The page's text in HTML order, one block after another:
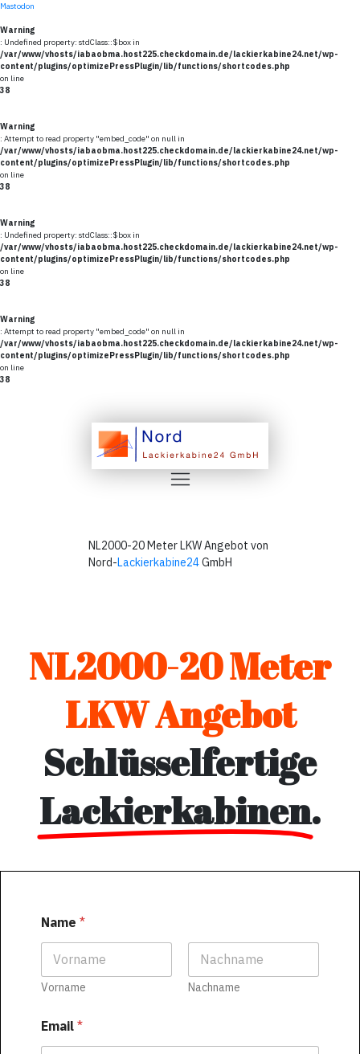
Mastodon
Warning
: Undefined property: stdClass::$box in
/var/www/vhosts/iabaobma.host225.checkdomain.de/lackierkabine24.net/wp-
content/plugins/optimizePressPlugin/lib/functions/shortcodes.php
on line
38
Warning
: Attempt to read property "embed_code" on null in
/var/www/vhosts/iabaobma.host225.checkdomain.de/lackierkabine24.net/wp-
content/plugins/optimizePressPlugin/lib/functions/shortcodes.php
on line
38
Warning
: Undefined property: stdClass::$box in
/var/www/vhosts/iabaobma.host225.checkdomain.de/lackierkabine24.net/wp-
content/plugins/optimizePressPlugin/lib/functions/shortcodes.php
on line
38
Warning
: Attempt to read property "embed_code" on null in
/var/www/vhosts/iabaobma.host225.checkdomain.de/lackierkabine24.net/wp-
content/plugins/optimizePressPlugin/lib/functions/shortcodes.php
on line
38
NL2000-20 Meter LKW Angebot von
Nord-Lackierkabine24GmbH
NL2000-20 Meter
LKW Angebot
Schlüsselfertige
Lackierkabinen.
Name*
Vorname Nachname
Email*